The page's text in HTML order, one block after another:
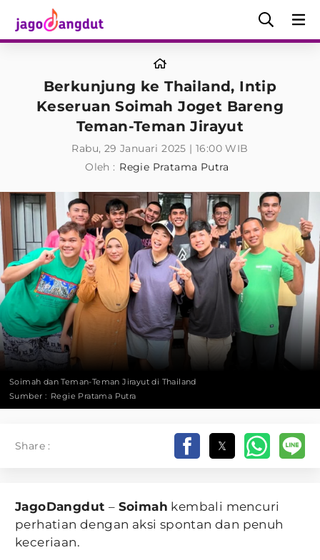
Berkunjung ke Thailand, Intip
Keseruan Soimah Joget Bareng
Teman-Teman Jirayut
Rabu, 29 Januari 2025 | 16:00 WIB
Oleh : Regie Pratama Putra
Soimah dan Teman-Teman Jirayut di Thailand
Sumber : Regie Pratama Putra
Share :
JagoDangdut – Soimah kembali mencuri
perhatian dengan aksi spontan dan penuh
keceriaan.